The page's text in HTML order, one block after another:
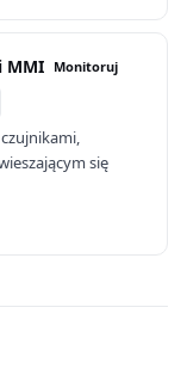
MMI Monitoruj
się